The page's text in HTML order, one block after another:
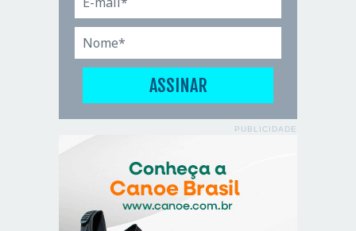
PUBLICIDADE